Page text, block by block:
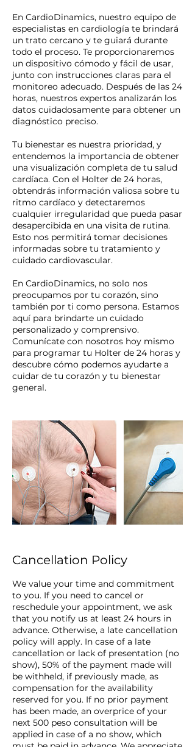
En CardioDinamics, nuestro equipo de
especialistas en cardiología te brindará
un trato cercano y te guiará durante
todo el proceso. Te proporcionaremos
un dispositivo cómodo y fácil de usar,
junto con instrucciones claras para el
monitoreo adecuado. Después de las 24
horas, nuestros expertos analizarán los
datos cuidadosamente para obtener un
diagnóstico preciso.
Tu bienestar es nuestra prioridad, y
entendemos la importancia de obtener
una visualización completa de tu salud
cardíaca. Con el Holter de 24 horas,
obtendrás información valiosa sobre tu
ritmo cardíaco y detectaremos
cualquier irregularidad que pueda pasar
desapercibida en una visita de rutina.
Esto nos permitirá tomar decisiones
informadas sobre tu tratamiento y
cuidado cardiovascular.
En CardioDinamics, no solo nos
preocupamos por tu corazón, sino
también por ti como persona. Estamos
aquí para brindarte un cuidado
personalizado y comprensivo.
Comunícate con nosotros hoy mismo
para programar tu Holter de 24 horas y
descubre cómo podemos ayudarte a
cuidar de tu corazón y tu bienestar
general.
Cancellation Policy
We value your time and commitment
to you. If you need to cancel or
reschedule your appointment, we ask
that you notify us at least 24 hours in
advance. Otherwise, a late cancellation
policy will apply. In case of a late
cancellation or lack of presentation (no
show), 50% of the payment made will
be withheld, if previously made, as
compensation for the availability
reserved for you. If no prior payment
has been made, an overprice of your
next 500 peso consultation will be
applied in case of a no show, which